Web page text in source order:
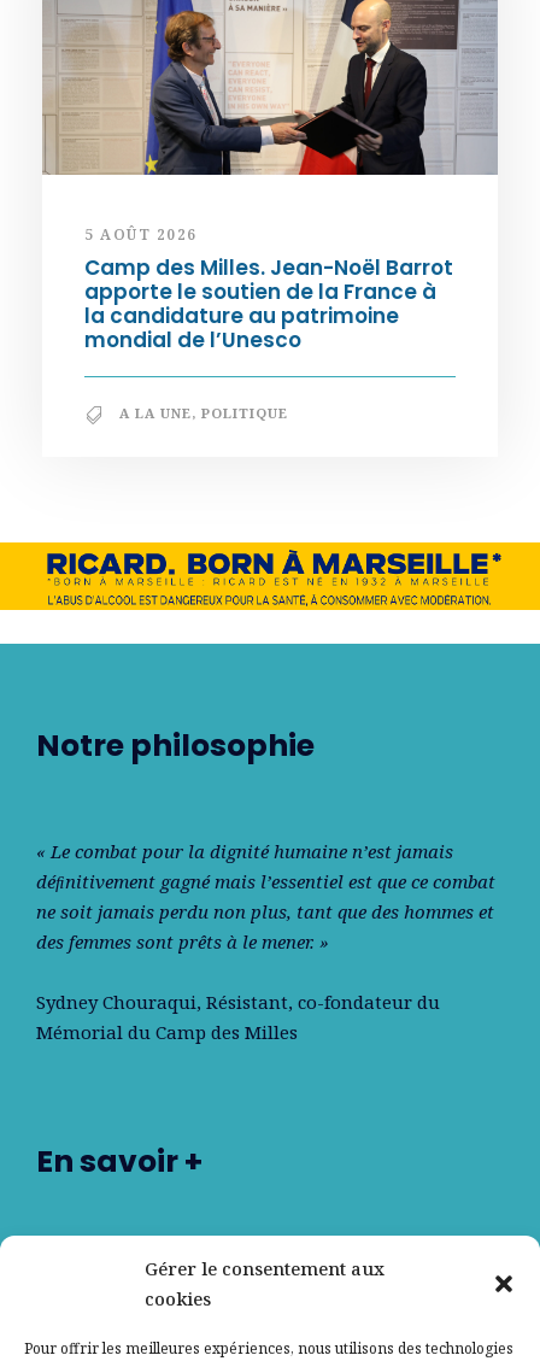
Gérer le consentement aux
cookies
Pour offrir les meilleures expériences, nous utilisons des technologies
5 AOÛT 2026
Camp des Milles. Jean-Noël Barrot
apporte le soutien de la France à
la candidature au patrimoine
mondial de l’Unesco
A LA UNE, POLITIQUE
Notre philosophie
« Le combat pour la dignité humaine n’est jamais
déﬁnitivement gagné mais l’essentiel est que ce combat
ne soit jamais perdu non plus, tant que des hommes et
des femmes sont prêts à le mener. »
Sydney Chouraqui, Résistant, co-fondateur du
Mémorial du Camp des Milles
En savoir +
Nos partenaires